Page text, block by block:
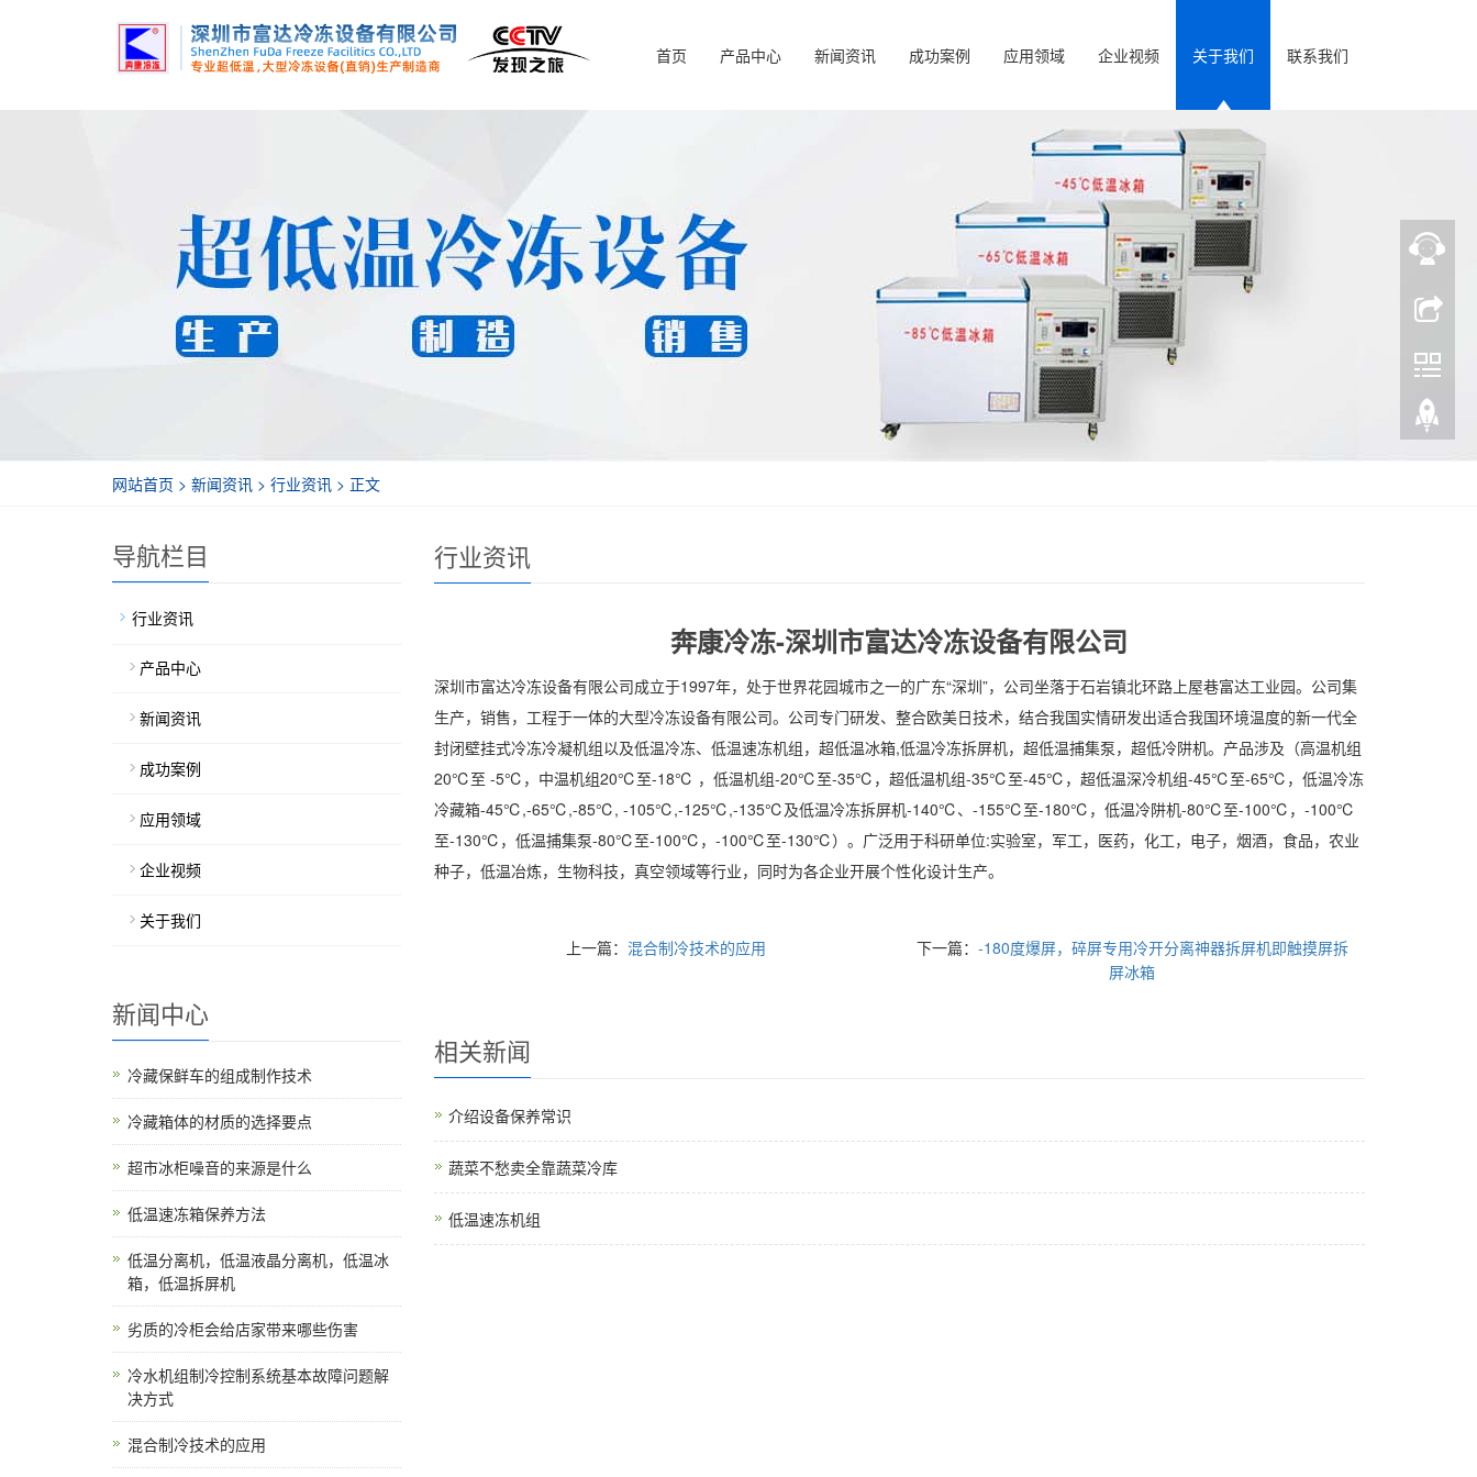
首页 产品中心 新闻资讯 成功案例 应用领域 企业视频 关于我们 联系我们
网站首页 > 新闻资讯 > 行业资讯 > 正文
行业资讯
奔康冷冻-深圳市富达冷冻设备有限公司
深圳市富达冷冻设备有限公司成立于1997年，处于世界花园城市之一的广东“深圳”，公司坐落于石岩镇北环路上屋巷富达工业园。公司集
生产，销售，工程于一体的大型冷冻设备有限公司。公司专门研发、整合欧美日技术，结合我国实情研发出适合我国环境温度的新一代全
封闭壁挂式冷冻冷凝机组以及低温冷冻、低温速冻机组，超低温冰箱,低温冷冻拆屏机，超低温捕集泵，超低冷阱机。产品涉及（高温机组
20℃至 -5℃，中温机组20℃至-18℃ ，低温机组-20℃至-35℃，超低温机组-35℃至-45℃，超低温深冷机组-45℃至-65℃，低温冷冻
冷藏箱-45℃,-65℃,-85℃, -105℃,-125℃,-135℃及低温冷冻拆屏机-140℃、-155℃至-180℃，低温冷阱机-80℃至-100℃，-100℃
至-130℃，低温捕集泵-80℃至-100℃，-100℃至-130℃）。广泛用于科研单位:实验室，军工，医药，化工，电子，烟酒，食品，农业
种子，低温冶炼，生物科技，真空领域等行业，同时为各企业开展个性化设计生产。
上一篇： 混合制冷技术的应用 下一篇： -180度爆屏，碎屏专用冷开分离神器拆屏机即触摸屏拆
屏冰箱
相关新闻
介绍设备保养常识
蔬菜不愁卖全靠蔬菜冷库
低温速冻机组
导航栏目
行业资讯
产品中心
新闻资讯
成功案例
应用领域
企业视频
关于我们
新闻中心
冷藏保鲜车的组成制作技术
冷藏箱体的材质的选择要点
超市冰柜噪音的来源是什么
低温速冻箱保养方法
低温分离机，低温液晶分离机，低温冰
箱，低温拆屏机
劣质的冷柜会给店家带来哪些伤害
冷水机组制冷控制系统基本故障问题解
决方式
混合制冷技术的应用